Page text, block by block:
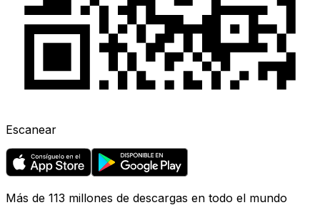
Escanear
Más de 113 millones de descargas en todo el mundo